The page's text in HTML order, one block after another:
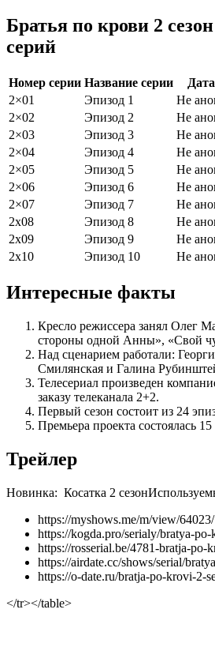
Братья по крови 2
серий
Номер серии Название серии
2×01
Эпизод 1
Не
2×02
Эпизод 2
Не
2×03
Эпизод 3
Не
2×04
Эпизод 4
Не
2×05
Эпизод 5
Не
2×06
Эпизод 6
Не
2×07
Эпизод 7
Не
2х08
Эпизод 8
Не
2х09
Эпизод 9
Не
2х10
Эпизод 10 Не
Интересные факты
Кресло режиссера занял Олег
стороны одной Анны», «Свой
Над сценарием работали:
Смилянская и Галина
Телесериал произведен
заказу телеканала 2+2.
Первый сезон состоит из 24
Премьера проекта состоялась
Трейлер
Новинка: Косатка 2 сезон
https://myshows.me/m/view/64023/
https://kogda.pro/serialy/bratya-po-
https://rosserial.be/4781-bratja-po-
https://airdate.cc/shows/serial/
https://o-date.ru/bratja-po-krovi-2-
</tr></table>